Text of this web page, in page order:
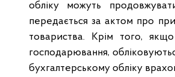
обліку можуть
передається за актом про
товариства. Крім того,
господарювання,
бухгалтерському обліку